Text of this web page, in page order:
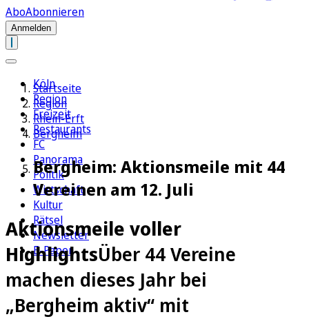
AboAbonnieren
Anmelden
Köln
Region
Freizeit
Restaurants
FC
Panorama
Politik
Wirtschaft
Kultur
Rätsel
Newsletter
E-Paper
Startseite
Region
Rhein-Erft
Bergheim
Bergheim: Aktionsmeile mit 44
Vereinen am 12. Juli
Aktionsmeile voller
HighlightsÜber 44 Vereine
machen dieses Jahr bei
„Bergheim aktiv“ mit